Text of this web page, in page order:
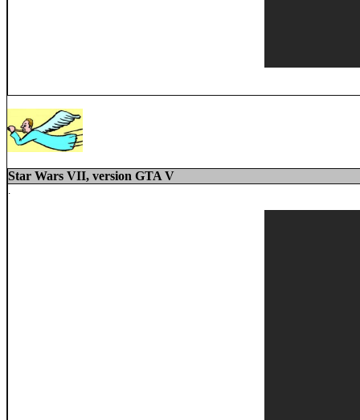
Star Wars VII, version GTA V
.